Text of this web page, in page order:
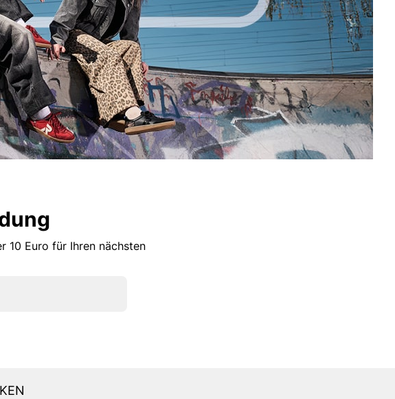
10 Euro für Ihren nächsten